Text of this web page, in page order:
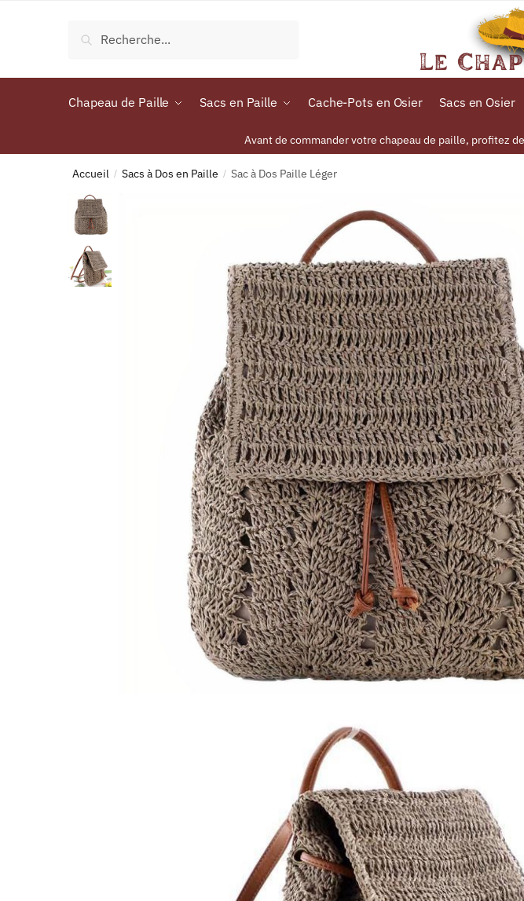
Recherche
Chapeau de Paille Sacs en Paille Cache-Pots en Osier Sacs en Osier
Avant de commander votre chapeau de paille, profitez
Accueil / Sacs à Dos en Paille / Sac à Dos Paille Léger